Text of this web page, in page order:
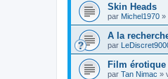
Skin Heads
par Michel1970 »
A la
par
Film érotique
par Tan Nimac »